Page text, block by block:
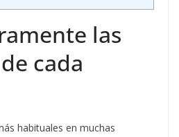
las
cada
habituales en muchas